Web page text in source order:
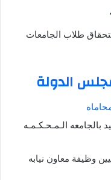
طلاب الجامعات
الدولة
الـمـحـكـمـه
وظيفة معاون نيابه